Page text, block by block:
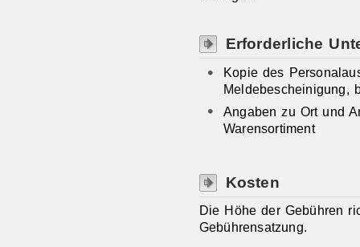
Erforderliche
Kopie des
Meldebescheinigung,
Angaben zu Ort und
Warensortiment
Kosten
Die Höhe der Gebühren
Gebührensatzung.